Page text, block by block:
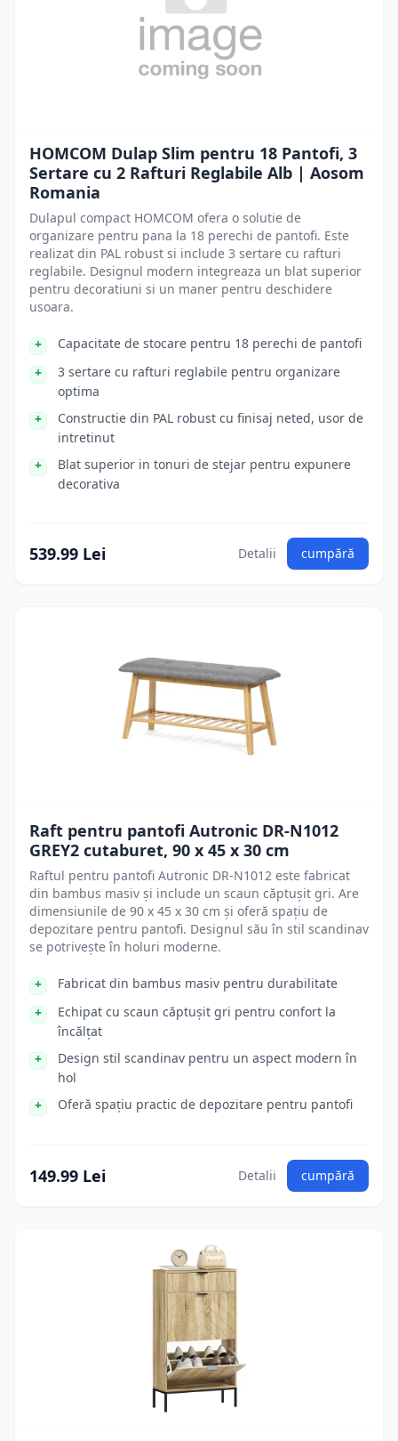
HOMCOM Dulap Slim pentru 18 Pantofi, 3
Sertare cu 2 Rafturi Reglabile Alb | Aosom
Romania
Dulapul compact HOMCOM ofera o solutie de
organizare pentru pana la 18 perechi de pantofi. Este
realizat din PAL robust si include 3 sertare cu rafturi
reglabile. Designul modern integreaza un blat superior
pentru decoratiuni si un maner pentru deschidere
usoara.
Capacitate de stocare pentru 18 perechi de pantofi
3 sertare cu rafturi reglabile pentru organizare
optima
Constructie din PAL robust cu finisaj neted, usor de
intretinut
Blat superior in tonuri de stejar pentru expunere
decorativa
539.99 Lei Detalii cumpără
Raft pentru pantofi Autronic DR-N1012
GREY2 cutaburet, 90 x 45 x 30 cm
Raftul pentru pantofi Autronic DR-N1012 este fabricat
din bambus masiv și include un scaun căptușit gri. Are
dimensiunile de 90 x 45 x 30 cm și oferă spațiu de
depozitare pentru pantofi. Designul său în stil scandinav
se potrivește în holuri moderne.
Fabricat din bambus masiv pentru durabilitate
Echipat cu scaun căptușit gri pentru confort la
încălțat
Design stil scandinav pentru un aspect modern în
hol
Oferă spațiu practic de depozitare pentru pantofi
149.99 Lei Detalii cumpără